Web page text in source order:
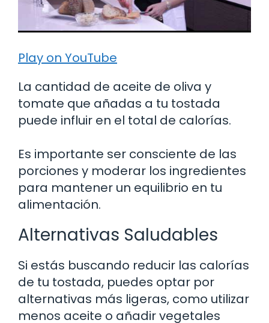
Play on YouTube
La cantidad de aceite de oliva y
tomate que añadas a tu tostada
puede influir en el total de calorías.
Es importante ser consciente de las
porciones y moderar los ingredientes
para mantener un equilibrio en tu
alimentación.
Alternativas Saludables
Si estás buscando reducir las calorías
de tu tostada, puedes optar por
alternativas más ligeras, como utilizar
menos aceite o añadir vegetales